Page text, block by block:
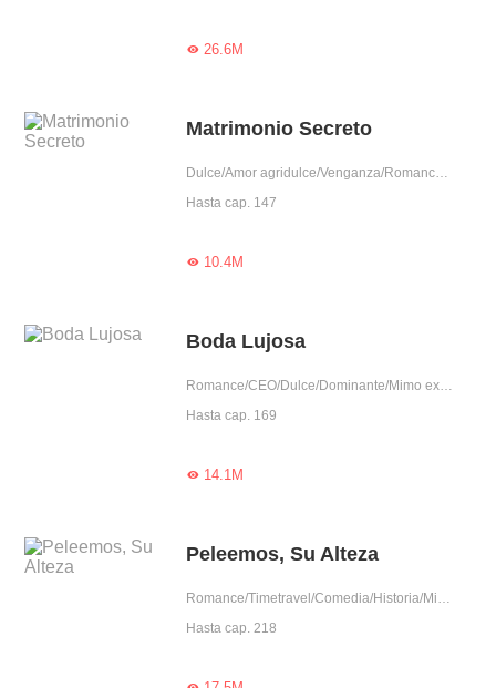
26.6M
Matrimonio Secreto
Dulce/Amor agridulce/Venganza/Romance/CEO/Amantes pendencieros/Aventura de una noche/Gentil/Fiel/Arrogante/Intrigante
Hasta cap. 147
10.4M
Boda Lujosa
Romance/CEO/Dulce/Dominante/Mimo exclusivo/Belleza salvada por héroe/Intrigante/Adorable/Completo/Celoso/Completas
Hasta cap. 169
14.1M
Peleemos, Su Alteza
Romance/Timetravel/Comedia/Historia/Mimo exclusivo/Belleza salvada por héroe/Intrigante/Mujer poderosa/Príncipe
Hasta cap. 218